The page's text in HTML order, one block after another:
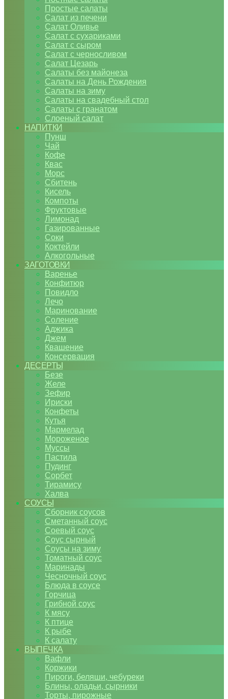
Простые салаты
Салат из печени
Салат Оливье
Салат с сухариками
Салат с сыром
Салат с черносливом
Салат Цезарь
Салаты без майонеза
Салаты на День Рождения
Салаты на зиму
Салаты на свадебный стол
Салаты с гранатом
Слоеный салат
НАПИТКИ
Пунш
Чай
Кофе
Квас
Морс
Сбитень
Кисель
Компоты
Фруктовые
Лимонад
Газированные
Соки
Коктейли
Алкогольные
ЗАГОТОВКИ
Варенье
Конфитюр
Повидло
Лечо
Маринование
Соление
Аджика
Джем
Квашение
Консервация
ДЕСЕРТЫ
Безе
Желе
Зефир
Ириски
Конфеты
Кутья
Мармелад
Мороженое
Муссы
Пастила
Пудинг
Сорбет
Тирамису
Халва
СОУСЫ
Сборник соусов
Сметанный соус
Соевый соус
Соус сырный
Соусы на зиму
Томатный соус
Маринады
Чесночный соус
Блюда в соусе
Горчица
Грибной соус
К мясу
К птице
К рыбе
К салату
ВЫПЕЧКА
Вафли
Коржики
Пироги, беляши, чебуреки
Блины, оладьи, сырники
Торты, пирожные